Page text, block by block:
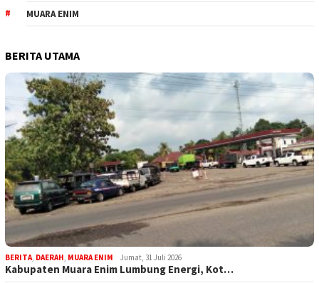
MUARA ENIM
BERITA UTAMA
BERITA, DAERAH, MUARA ENIM Jumat, 31 Juli 2026
Kabupaten Muara Enim Lumbung Energi, Kot…